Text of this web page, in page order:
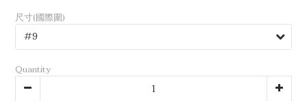
尺寸(國際圍)
Quantity